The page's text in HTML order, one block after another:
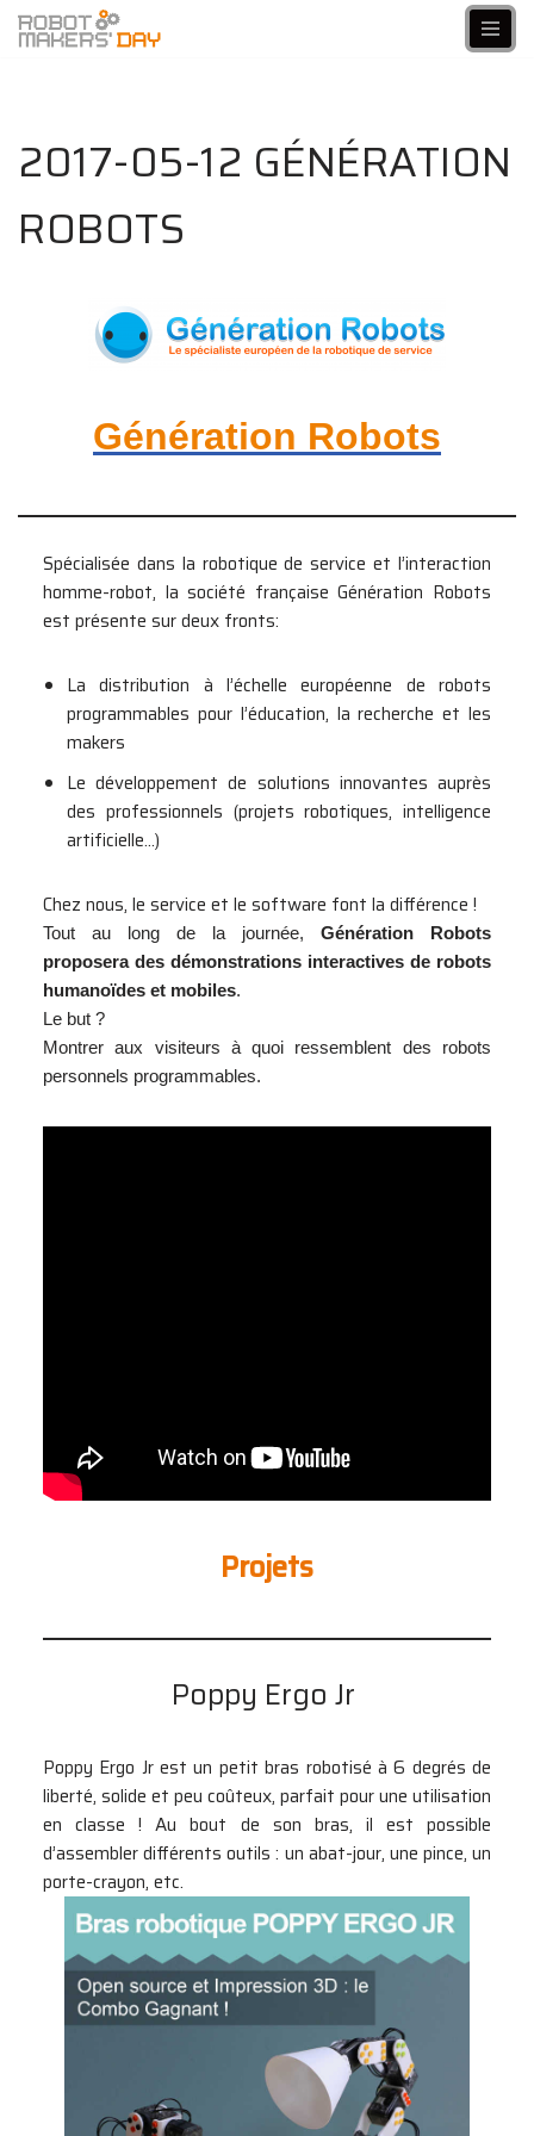
2017-05-12 GÉNÉRATION
ROBOTS
Génération Robots
Spécialisée dans la robotique de service et l’interaction
homme-robot, la société française Génération Robots
est présente sur deux fronts:
La distribution à l’échelle européenne de robots
programmables pour l’éducation, la recherche et les
makers
Le développement de solutions innovantes auprès
des professionnels (projets robotiques, intelligence
artificielle…)
Chez nous, le service et le software font la différence !
Tout au long de la journée,Génération Robots
proposera des démonstrations interactives de robots
humanoïdes et mobiles.
Le but ?
Montrer aux visiteurs à quoi ressemblent des robots
personnels programmables.
Projets
Poppy Ergo Jr
Poppy Ergo Jr est un petit bras robotisé à 6 degrés de
liberté, solide et peu coûteux, parfait pour une utilisation
en classe ! Au bout de son bras, il est possible
d’assembler différents outils : un abat-jour, une pince, un
porte-crayon, etc.